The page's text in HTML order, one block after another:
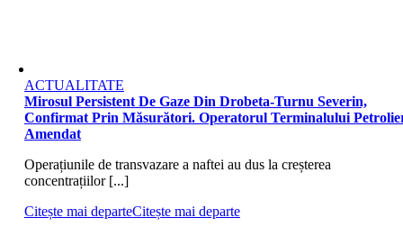
ACTUALITATE
Mirosul Persistent De Gaze Din Drobeta-Turnu Severin,
Confirmat Prin Măsurători. Operatorul Terminalului
Amendat
Operațiunile de transvazare a naftei au dus la creșterea
concentrațiilor [...]
Citește mai departeCitește mai departe